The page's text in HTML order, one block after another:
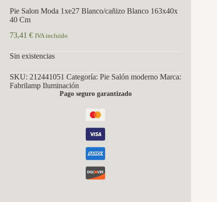
Pie Salon Moda 1xe27 Blanco/cañizo Blanco 163x40x
40 Cm
73,41 € IVA incluido
Sin existencias
SKU: 212441051 Categoría: Pie Salón moderno Marca:
Fabrilamp Iluminación
Pago seguro garantizado